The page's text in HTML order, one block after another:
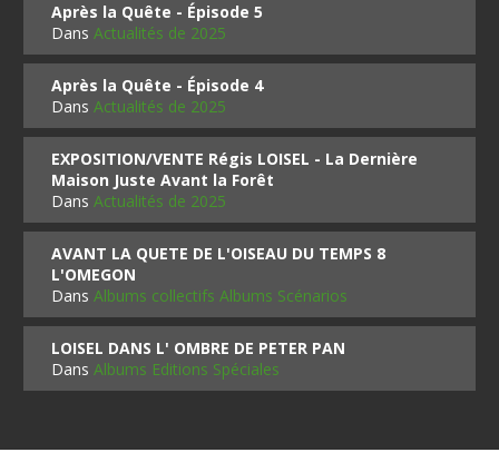
Après la Quête - Épisode 5
DansActualités de 2025
Après la Quête - Épisode 4
DansActualités de 2025
EXPOSITION/VENTE Régis LOISEL - La Dernière
Maison Juste Avant la Forêt
DansActualités de 2025
AVANT LA QUETE DE L'OISEAU DU TEMPS 8
L'OMEGON
DansAlbums collectifs Albums Scénarios
LOISEL DANS L' OMBRE DE PETER PAN
DansAlbums Editions Spéciales